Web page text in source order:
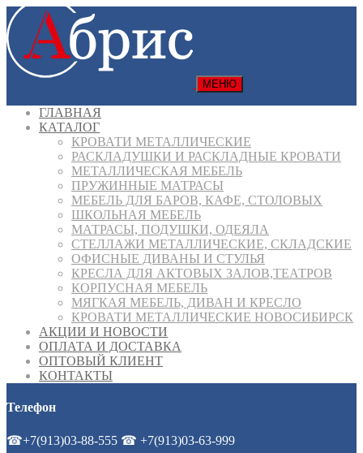
МЕНЮ
ГЛАВНАЯ
КАТАЛОГ
КРОВАТИ МЕТАЛЛИЧЕСКИЕ
РАСКЛАДУШКИ И РАСКЛАДНЫЕ КРОВАТИ
МЕТАЛЛИЧЕСКАЯ МЕБЕЛЬ
ПРУЖИННЫЕ МАТРАСЫ
МЕБЕЛЬ ДЛЯ БАРОВ, КАФЕ, СТОЛОВЫХ
ШКОЛЬНАЯ МЕБЕЛЬ
МАТРАСЫ, ПОДУШКИ, ОДЕЯЛА
СТЕЛЛАЖИ МЕТАЛЛИЧЕСКИЕ, СКЛАДСКИЕ
ОФИСНЫЕ ДИВАНЫ И СТУЛЬЯ
КРЕСЛА ДЛЯ АКТОВЫХ ЗАЛОВ,ТЕАТРОВ
КОРПУСНАЯ МЕБЕЛЬ
МЯГКАЯ МЕБЕЛЬ, ДИВАН И КРЕСЛО
КРОВАТИ МЕТАЛЛИЧЕСКИЕ НОВОСИБИРСК
АКЦИИ И НОВОСТИ
ОПЛАТА И ДОСТАВКА
ОПТОВЫЙ КЛИЕНТ
КОНТАКТЫ
Телефон
☎+7(913)03-88-555 ☎ +7(913)03-63-999